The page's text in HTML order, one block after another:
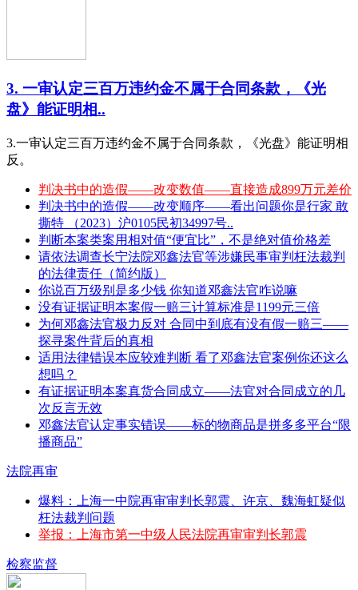
3. 一审认定三百万违约金不属于合同条款，《光
盘》能证明相..
3.一审认定三百万违约金不属于合同条款，《光盘》能证明相
反。
判决书中的造假——改变数值——直接造成899万元差价
判决书中的造假——改变顺序——看出问题你是行家 敢
撕特 （2023）沪0105民初34997号..
判断本案类案用相对值“便宜比”，不是绝对值价格差
请依法调查长宁法院邓鑫法官等涉嫌民事审判枉法裁判
的法律责任（简约版）
你说百万级别是多少钱 你知道邓鑫法官咋说嘛
没有证据证明本案假一赔三计算标准是1199元三倍
为何邓鑫法官极力反对 合同中到底有没有假一赔三——
探寻案件背后的真相
适用法律错误本应较难判断 看了邓鑫法官案例你还这么
想吗？
有证据证明本案真货合同成立——法官对合同成立的几
次反言无效
邓鑫法官认定事实错误——标的物商品是拼多多平台“限
播商品”
法院再审
爆料：上海一中院再审审判长郭震、许京、魏海虹疑似
枉法裁判问题
举报：上海市第一中级人民法院再审审判长郭震
检察监督